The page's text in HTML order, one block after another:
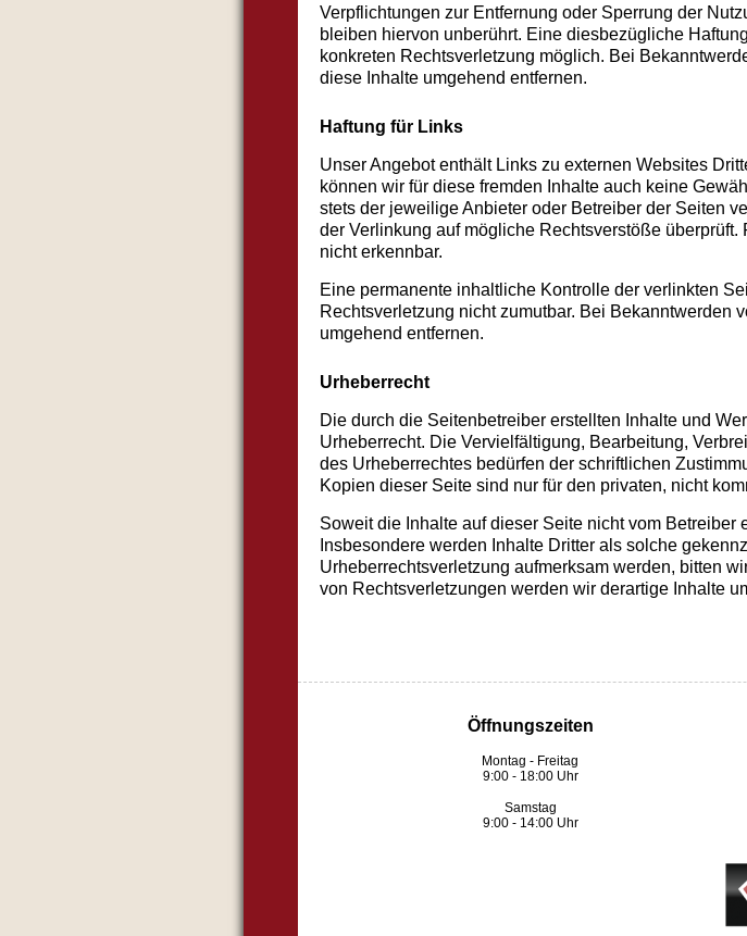
Verpflichtungen zur Entfernung oder Sperrung der
bleiben hiervon unberührt. Eine diesbezügliche
konkreten Rechtsverletzung möglich. Bei
diese Inhalte umgehend entfernen.
Haftung für Links
Unser Angebot enthält Links zu externen Websites
können wir für diese fremden Inhalte auch keine
stets der jeweilige Anbieter oder Betreiber der Seiten
der Verlinkung auf mögliche Rechtsverstöße
nicht erkennbar.
Eine permanente inhaltliche Kontrolle der verlinkten
Rechtsverletzung nicht zumutbar. Bei Bekanntwerden
umgehend entfernen.
Urheberrecht
Die durch die Seitenbetreiber erstellten Inhalte und
Urheberrecht. Die Vervielfältigung, Bearbeitung,
des Urheberrechtes bedürfen der schriftlichen
Kopien dieser Seite sind nur für den privaten, nicht
Soweit die Inhalte auf dieser Seite nicht vom
Insbesondere werden Inhalte Dritter als solche
Urheberrechtsverletzung aufmerksam werden, bitten
von Rechtsverletzungen werden wir derartige Inhalte
Öffnungszeiten
Montag - Freitag
9:00 - 18:00 Uhr
Samstag
9:00 - 14:00 Uhr